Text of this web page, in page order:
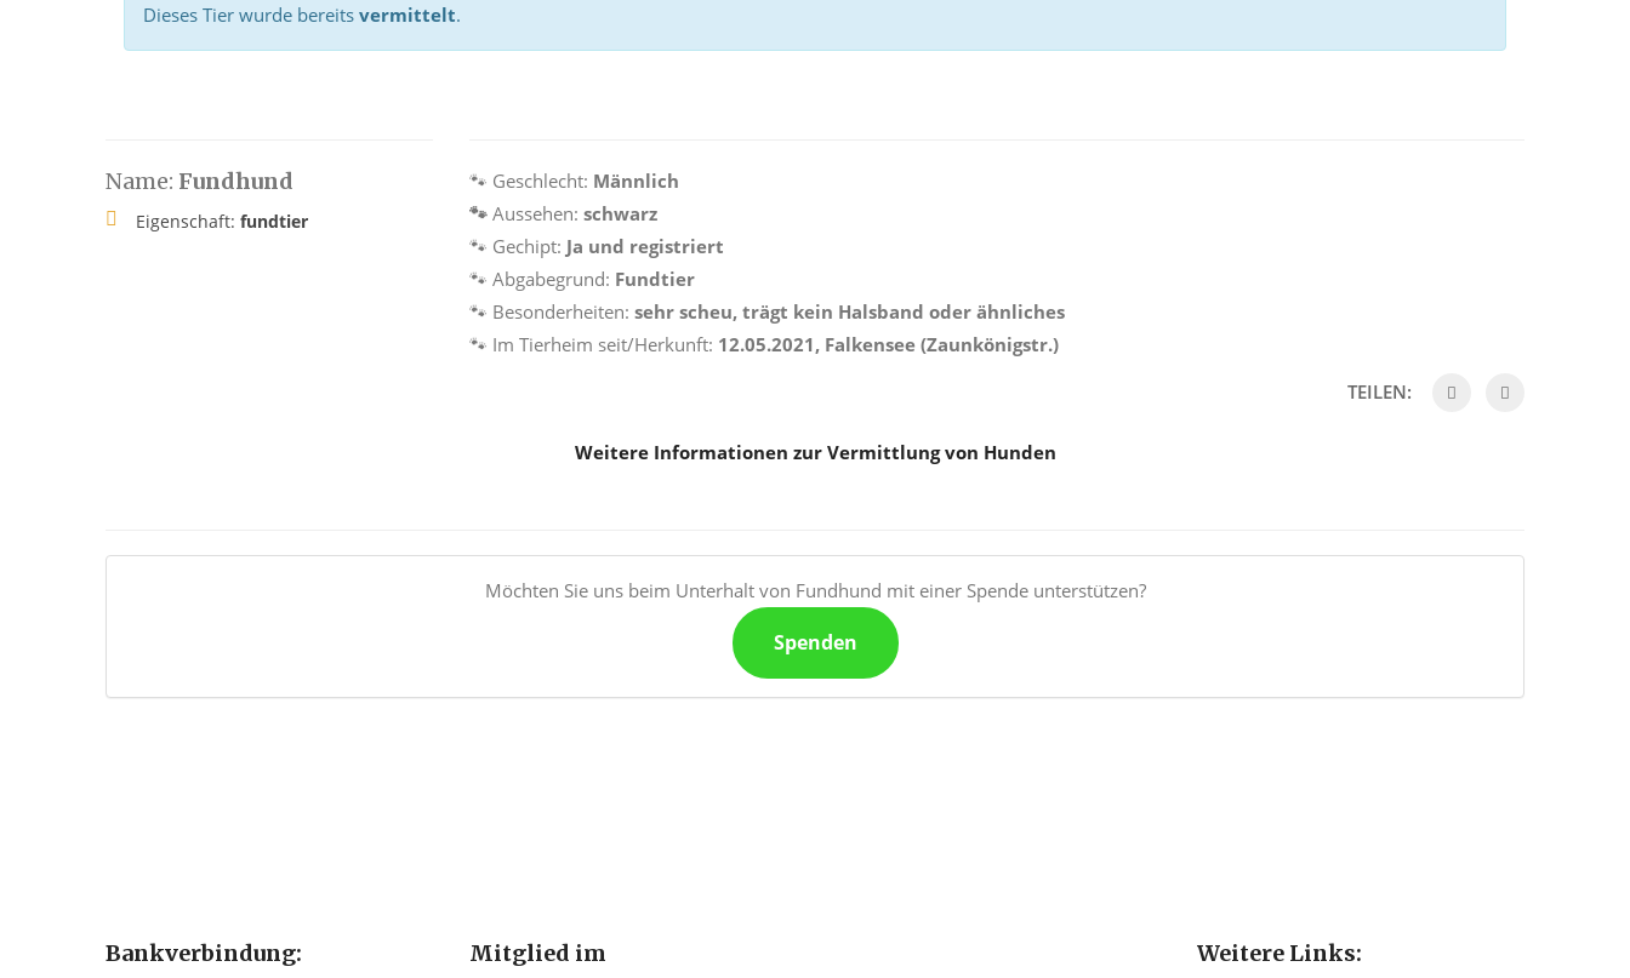
Dieses Tier wurde bereits vermittelt.
Name: Fundhund
Eigenschaft: fundtier
🐾 Geschlecht: Männlich
🐾 Aussehen: schwarz
🐾 Gechipt: Ja und registriert
🐾 Abgabegrund: Fundtier
🐾 Besonderheiten: sehr scheu, trägt kein Halsband oder ähnliches
🐾 Im Tierheim seit/Herkunft: 12.05.2021, Falkensee (Zaunkönigstr.)
TEILEN:
Weitere Informationen zur Vermittlung von Hunden
Möchten Sie uns beim Unterhalt von Fundhund mit einer Spende unterstützen?
Spenden
Bankverbindung: Mitglied im Weitere Links: